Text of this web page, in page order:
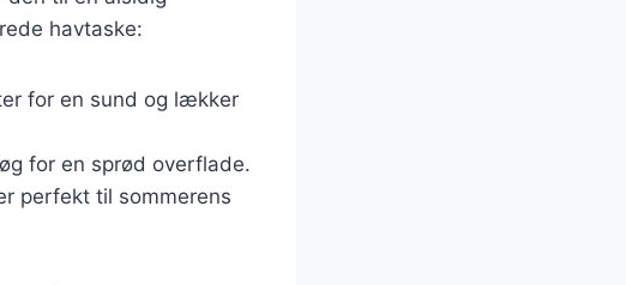
havtaske:
for en sund og lækker
for en sprød overflade.
perfekt til sommerens